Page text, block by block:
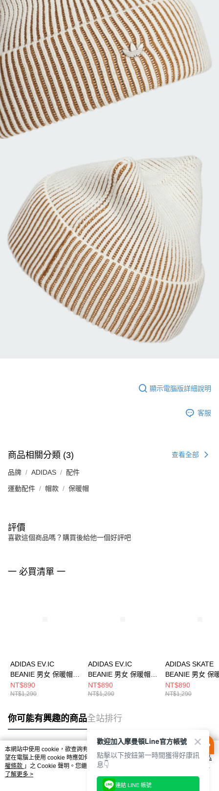
顯示電腦版詳細說明
客服
商品相關分類 (3) 查看全部
品牌 ADIDAS 配件
運動配件 帽款 保暖帽
評價
喜歡這個商品嗎？購買後給他一個好評吧
一 必買清單 一
ADIDAS EV.IC
BEANIE 男女 保暖帽
JW7991
NT$890
NT$1,290
ADIDAS EV.IC
BEANIE 男女 保暖帽
JW7990
NT$890
NT$1,290
ADIDAS SKATE
BEANIE 男女 保
JY2717
NT$890
NT$1,290
你可能有興趣的商品全站排行
熱門標籤
本網站中使用 cookie，欲查詢有關本網站使用 cookie 方式之詳情，及若您不希
望在電腦上使用 cookie 時應如何變更電腦的 cookie 設定，請參閱本網站「
隱私
權條款 」之 Cookie 聲明。您繼續使用本網站即表示您同意本公司得按本網站使
用條款之 Cookie 聲明使用 cookie。
了解更多 >
歡迎加入摩曼頓Line官方帳號
點擊以下按鈕第一時間獲得好康訊
息👇
連結 LINE 帳號